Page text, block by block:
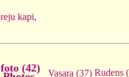
kapi,
(42)
Vasara (37) Rudens